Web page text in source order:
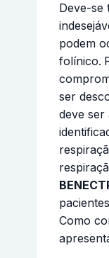
Deve-se
podem
folínico.
ser
deve ser
Como